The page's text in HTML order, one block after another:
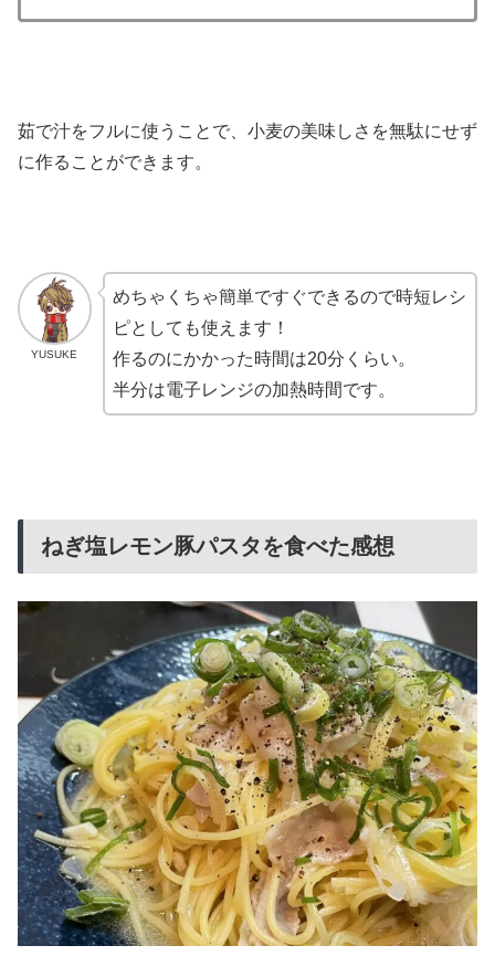
茹で汁をフルに使うことで、小麦の美味しさを無駄にせず
に作ることができます。
YUSUKE
めちゃくちゃ簡単ですぐできるので時短レシ
ピとしても使えます！
作るのにかかった時間は20分くらい。
半分は電子レンジの加熱時間です。
ねぎ塩レモン豚パスタを食べた感想